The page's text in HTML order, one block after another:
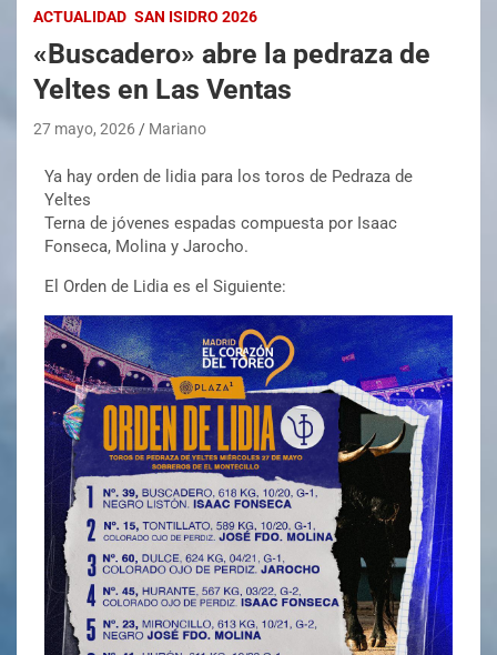
ACTUALIDAD SAN ISIDRO 2026
«Buscadero» abre la pedraza de
Yeltes en Las Ventas
27 mayo, 2026 Mariano
Ya hay orden de lidia para los toros de Pedraza de
Yeltes
Terna de jóvenes espadas compuesta por Isaac
Fonseca, Molina y Jarocho.
El Orden de Lidia es el Siguiente: